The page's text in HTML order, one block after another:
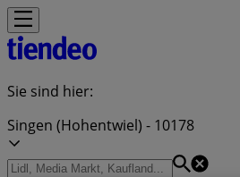
Sie sind hier:
Singen (Hohentwiel) - 10178